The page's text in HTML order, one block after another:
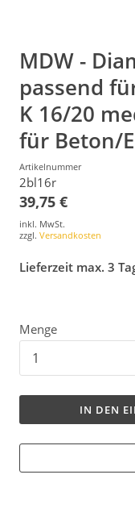
MDW -
passend
K 16/20
für Beton/
Artikelnummer
2bl16r
39,75 €
inkl. MwSt.
zzgl. Versandkosten
Lieferzeit max. 3
Menge
IN DEN